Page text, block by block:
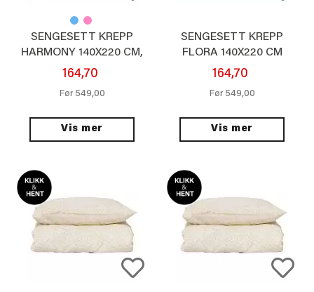
SENGESETT KREPP
HARMONY 140X220 CM,
GUL
164,70
Før 549,00
Vis mer
SENGESETT KREPP
FLORA 140X220 CM
164,70
Før 549,00
Vis mer